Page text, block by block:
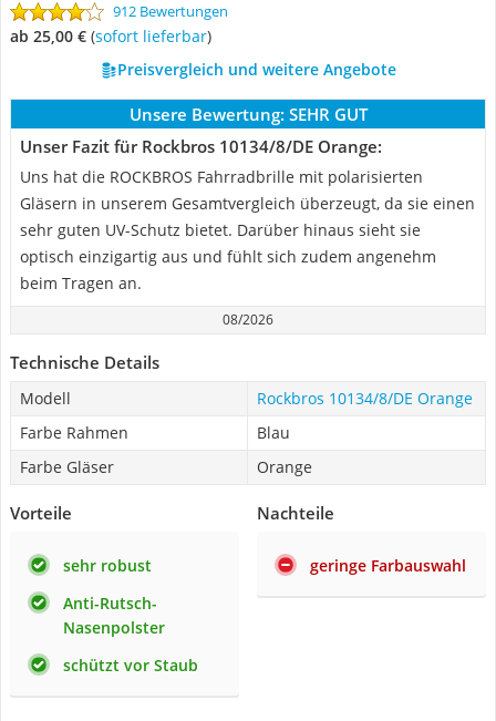
912 Bewertungen
ab 25,00 € ( Sofort lieferbar)
Preisvergleich und weitere Angebote
Unsere Bewertung: SEHR GUT
Unser Fazit für Rockbros 10134/8/DE Orange:
Uns hat die ROCKBROS Fahrradbrille mit polarisierten
Gläsern in unserem Gesamtvergleich überzeugt, da sie einen
sehr guten UV-Schutz bietet. Darüber hinaus sieht sie
optisch einzigartig aus und fühlt sich zudem angenehm
beim Tragen an.
08/2026
Technische Details
Modell
Rockbros 10134/8/DE Orange
Farbe Rahmen
Blau
Farbe Gläser
Orange
Vorteile
sehr robust
Anti-Rutsch-
Nasenpolster
schützt vor Staub
Nachteile
geringe Farbauswahl